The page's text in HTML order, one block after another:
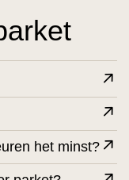
het minst?